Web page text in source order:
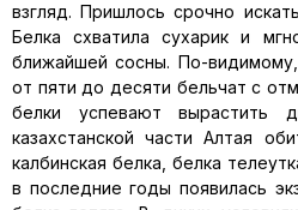
взгляд. Пришлось срочно
Белка схватила сухарик и
ближайшей сосны. По-
от пяти до десяти бельчат с
белки успевают вырастить
казахстанской части Алтая
калбинская белка, белка
в последние годы появилась